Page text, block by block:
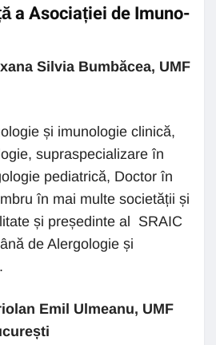
a Asociației de Imuno-
Silvia Bumbăcea, UMF
și imunologie clinică,
supraspecializare în
pediatrică, Doctor în
în mai multe societății și
și președinte al SRAIC
de Alergologie și
Emil Ulmeanu, UMF